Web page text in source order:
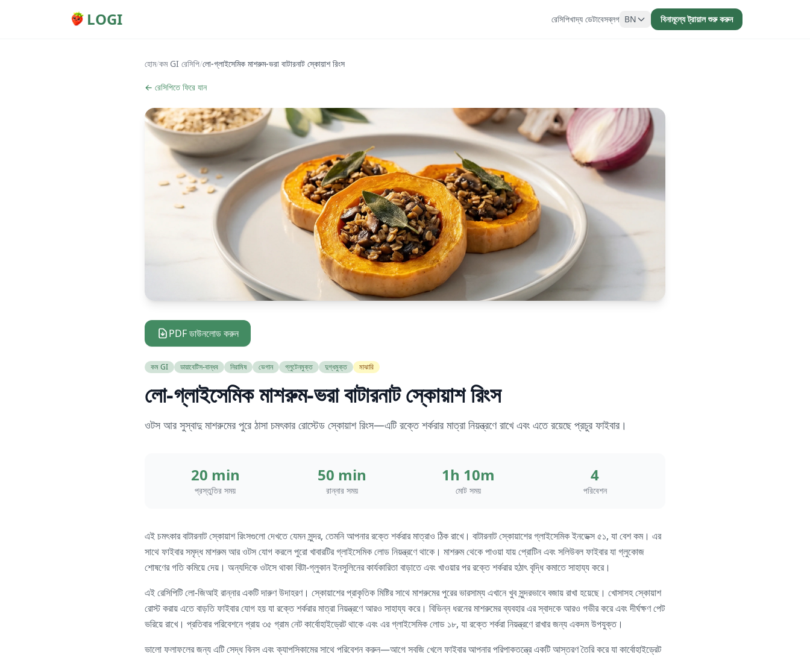
LOGI রেসিপিখাদ্য ডেটাবেসব্লগ BN বিনামূল্যে ট্রায়াল শুরু করুন
হোম/কম GI রেসিপি/লো-গ্লাইসেমিক মাশরুম-ভরা বাটারনাট স্কোয়াশ রিংস
← রেসিপিতে ফিরে যান
PDF ডাউনলোড করুন
কম GI ডায়াবেটিস-বান্ধব নিরামিষ ভেগান গ্লুটেনমুক্ত দুগ্ধমুক্ত মাঝারি
লো-গ্লাইসেমিক মাশরুম-ভরা বাটারনাট স্কোয়াশ রিংস
ওটস আর সুস্বাদু মাশরুমের পুরে ঠাসা চমৎকার রোস্টেড স্কোয়াশ রিংস—এটি রক্তে শর্করার মাত্রা নিয়ন্ত্রণে রাখে এবং এতে রয়েছে প্রচুর ফাইবার।
20 min
প্রস্তুতির সময়
50 min
রান্নার সময়
1h 10m
মোট সময়
4
পরিবেশন
এই চমৎকার বাটারনাট স্কোয়াশ রিংসগুলো দেখতে যেমন সুন্দর, তেমনি আপনার রক্তে শর্করার মাত্রাও ঠিক রাখে। বাটারনাট স্কোয়াশের গ্লাইসেমিক ইনডেক্স ৫১, যা বেশ কম। এর
সাথে ফাইবার সমৃদ্ধ মাশরুম আর ওটস যোগ করলে পুরো খাবারটির গ্লাইসেমিক লোড নিয়ন্ত্রণে থাকে। মাশরুম থেকে পাওয়া যায় প্রোটিন এবং সলিউবল ফাইবার যা গ্লুকোজ
শোষণের গতি কমিয়ে দেয়। অন্যদিকে ওটসে থাকা বিটা-গ্লুকান ইনসুলিনের কার্যকারিতা বাড়াতে এবং খাওয়ার পর রক্তে শর্করার হঠাৎ বৃদ্ধি কমাতে সাহায্য করে।
এই রেসিপিটি লো-জিআই রান্নার একটি দারুণ উদাহরণ। স্কোয়াশের প্রাকৃতিক মিষ্টির সাথে মাশরুমের পুরের ভারসাম্য এখানে খুব সুন্দরভাবে বজায় রাখা হয়েছে। খোসাসহ স্কোয়াশ
রোস্ট করায় এতে বাড়তি ফাইবার যোগ হয় যা রক্তে শর্করার মাত্রা নিয়ন্ত্রণে আরও সাহায্য করে। বিভিন্ন ধরনের মাশরুমের ব্যবহার এর স্বাদকে আরও গভীর করে এবং দীর্ঘক্ষণ পেট
ভরিয়ে রাখে। প্রতিবার পরিবেশনে প্রায় ৩৫ গ্রাম নেট কার্বোহাইড্রেট থাকে এবং এর গ্লাইসেমিক লোড ১৮, যা রক্তে শর্করা নিয়ন্ত্রণে রাখার জন্য একদম উপযুক্ত।
ভালো ফলাফলের জন্য এটি সেদ্ধ বিনস এবং ক্যাপসিকামের সাথে পরিবেশন করুন—আগে সবজি খেলে ফাইবার আপনার পরিপাকতন্ত্রে একটি আস্তরণ তৈরি করে যা কার্বোহাইড্রেট